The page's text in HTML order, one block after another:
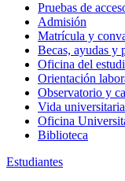
Pruebas de
Admisión
Matrícula y
Becas, ayudas y
Oficina del
Orientación
Observatorio y
Vida universitaria
Oficina
Biblioteca
Estudiantes